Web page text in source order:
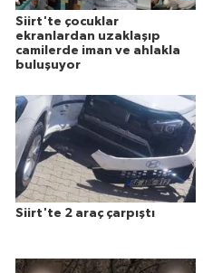
Siirt'te çocuklar
ekranlardan uzaklaşıp
camilerde iman ve ahlakla
buluşuyor
Siirt'te 2 araç çarpıştı